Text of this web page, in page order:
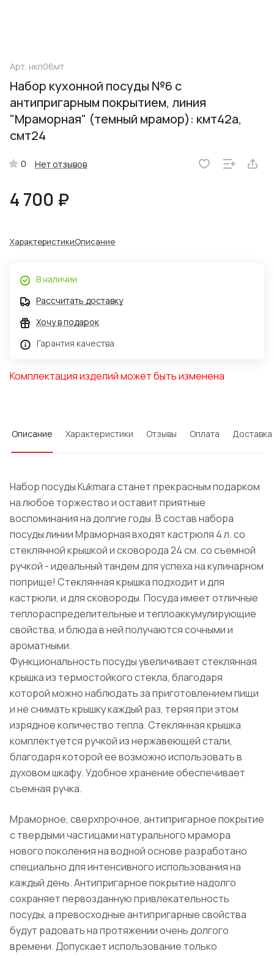
Арт. нкп06мт
Набор кухонной посуды №6 с
антипригарным покрытием, линия
"Мраморная" (темный мрамор): кмт42а,
смт24
0 Нет отзывов
4 700 ₽
ХарактеристикиОписание
В наличии
Рассчитать доставку
Хочу в подарок
Гарантия качества
Комплектация изделий может быть изменена
Описание Характеристики Отзывы Оплата Доставка
Набор посуды Kukmara станет прекрасным подарком
на любое торжество и оставит приятные
воспоминания на долгие годы. В состав набора
посуды линии Мраморная входят кастрюля 4 л. со
стеклянной крышкой и сковорода 24 см. со съемной
ручкой - идеальный тандем для успеха на кулинарном
поприще! Стеклянная крышка подходит и для
кастрюли, и для сковороды. Посуда имеет отличные
теплораспределительные и теплоаккумулирующие
свойства, и блюда в ней получаются сочными и
ароматными.
Функциональность посуды увеличивает стеклянная
крышка из термостойкого стекла, благодаря
которой можно наблюдать за приготовлением пищи
и не снимать крышку каждый раз, теряя при этом
изрядное количество тепла. Стеклянная крышка
комплектуется ручкой из нержавеющей стали,
благодаря которой ее возможно использовать в
духовом шкафу. Удобное хранение обеспечивает
съемная ручка.
Мраморное, сверхпрочное, антипригарное покрытие
с твердыми частицами натурального мрамора
нового поколения на водной основе разработано
специально для интенсивного использования на
каждый день. Антипригарное покрытие надолго
сохраняет первозданную привлекательность
посуды, а превосходные антипригарные свойства
будут радовать на протяжении очень долгого
времени. Допускает использование только